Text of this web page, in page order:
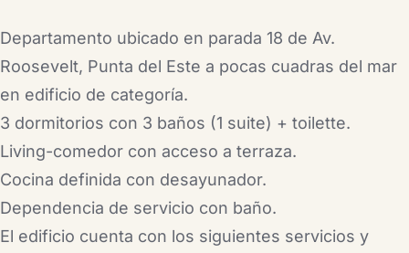
Departamento ubicado en parada 18 de Av.
Roosevelt, Punta del Este a pocas cuadras del mar
en edificio de categoría.
3 dormitorios con 3 baños (1 suite) + toilette.
Living-comedor con acceso a terraza.
Cocina definida con desayunador.
Dependencia de servicio con baño.
El edificio cuenta con los siguientes servicios y